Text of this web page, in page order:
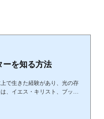
ーを知る方法
で生きた経験があり、光の存
、イエス・キリスト、ブッ